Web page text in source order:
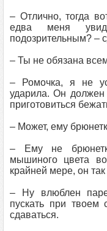
– Отлично, тогда
едва меня
подозрительным? –
– Ты не обязана
– Ромочка, я не
ударила. Он
приготовиться
– Может, ему
– Ему не
мышиного цвета
крайней мере, он так
– Ну влюблен
пускать при
сдаваться.